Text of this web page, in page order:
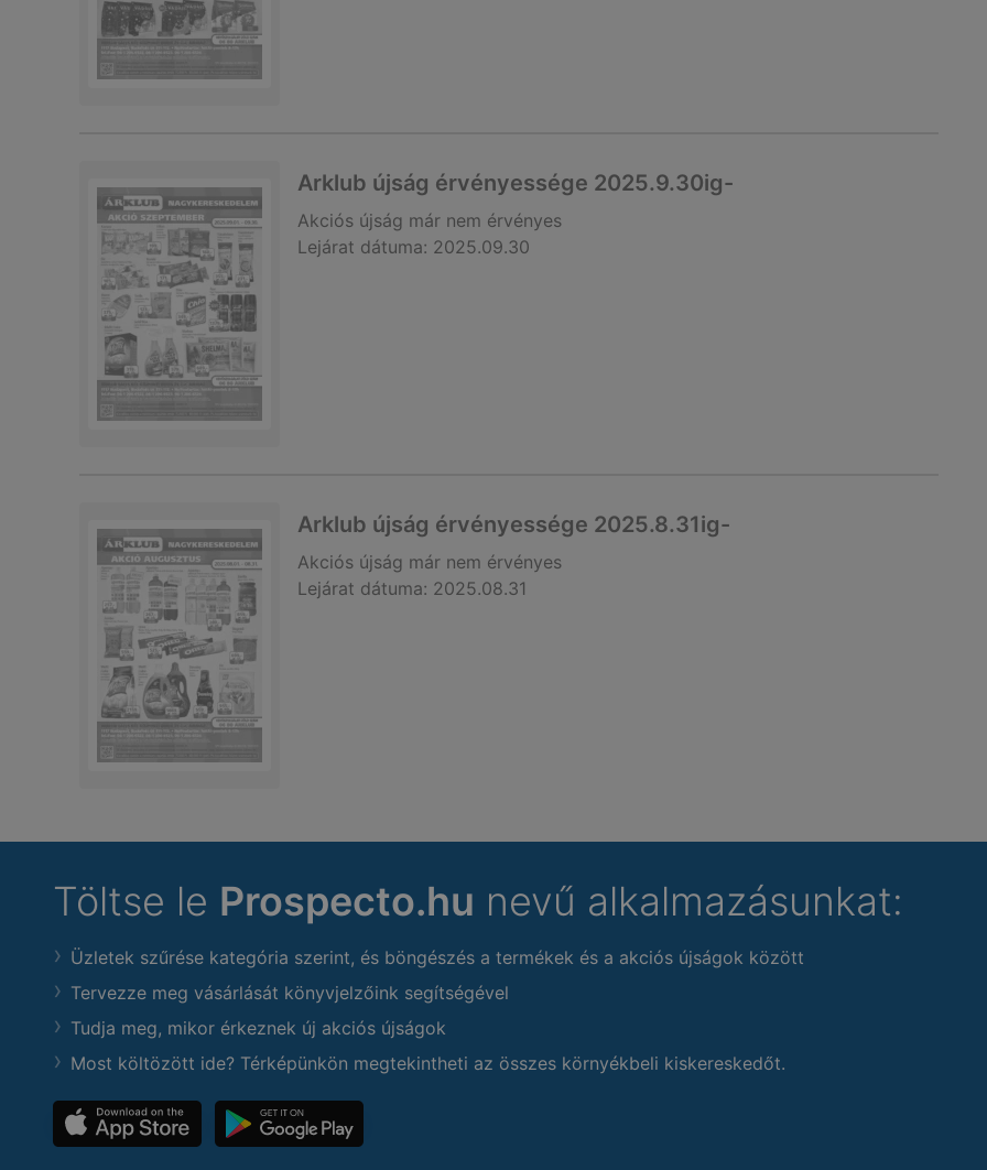
Arklub újság érvényessége 2025.9.30ig-
Akciós újság már nem érvényes
Lejárat dátuma: 2025.09.30
Arklub újság érvényessége 2025.8.31ig-
Akciós újság már nem érvényes
Lejárat dátuma: 2025.08.31
Töltse le Prospecto.hu nevű alkalmazásunkat:
Üzletek szűrése kategória szerint, és böngészés a termékek és a akciós újságok között
Tervezze meg vásárlását könyvjelzőink segítségével
Tudja meg, mikor érkeznek új akciós újságok
Most költözött ide? Térképünkön megtekintheti az összes környékbeli kiskereskedőt.